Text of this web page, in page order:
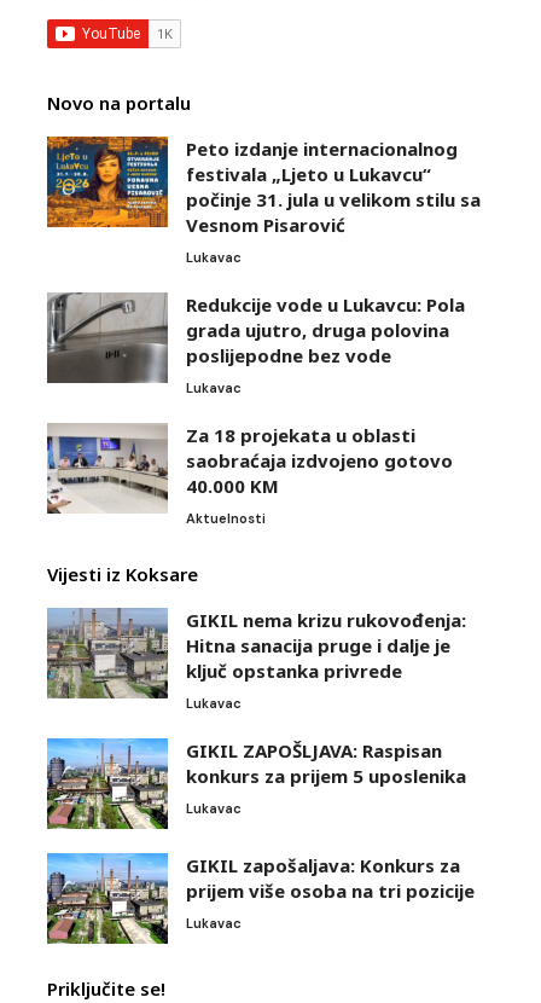
Novo na portalu
Peto izdanje internacionalnog
festivala „Ljeto u Lukavcu“
počinje 31. jula u velikom stilu sa
Vesnom Pisarović
Lukavac
Redukcije vode u Lukavcu: Pola
grada ujutro, druga polovina
poslijepodne bez vode
Lukavac
Za 18 projekata u oblasti
saobraćaja izdvojeno gotovo
40.000 KM
Aktuelnosti
Vijesti iz Koksare
GIKIL nema krizu rukovođenja:
Hitna sanacija pruge i dalje je
ključ opstanka privrede
Lukavac
GIKIL ZAPOŠLJAVA: Raspisan
konkurs za prijem 5 uposlenika
Lukavac
GIKIL zapošaljava: Konkurs za
prijem više osoba na tri pozicije
Lukavac
Priključite se!